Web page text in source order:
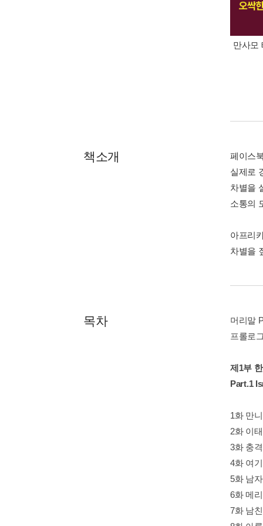
만사모
책소개
페이스
실제로
차별을
소통의
아프리
차별을
목차
머리말
프롤로
제1부
Part.1
1화 만
2화 이
3화 충
4화 여
5화 남
6화 메
7화 남